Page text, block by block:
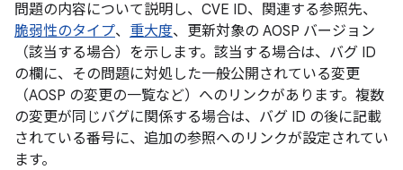
問題の内容について説明し、CVE ID、関連する参照先、
脆弱性のタイプ、 重大度、更新対象の AOSP バージョン
（該当する場合）を示します。該当する場合は、バグ ID
の欄に、その問題に対処した一般公開されている変更
（AOSP の変更の一覧など）へのリンクがあります。複数
の変更が同じバグに関係する場合は、バグ ID の後に記載
されている番号に、追加の参照へのリンクが設定されてい
ます。